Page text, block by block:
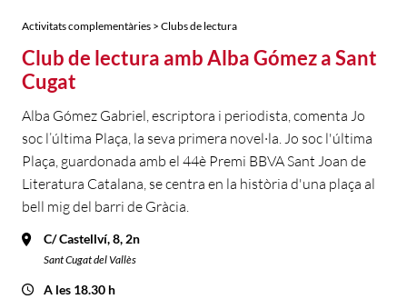
Activitats complementàries > Clubs de lectura
Club de lectura amb Alba Gómez a Sant
Cugat
Alba Gómez Gabriel, escriptora i periodista, comenta Jo
soc l’última Plaça, la seva primera novel·la. Jo soc l'última
Plaça, guardonada amb el 44è Premi BBVA Sant Joan de
Literatura Catalana, se centra en la història d'una plaça al
bell mig del barri de Gràcia.
C/ Castellví, 8, 2n
Sant Cugat del Vallès
A les 18.30 h